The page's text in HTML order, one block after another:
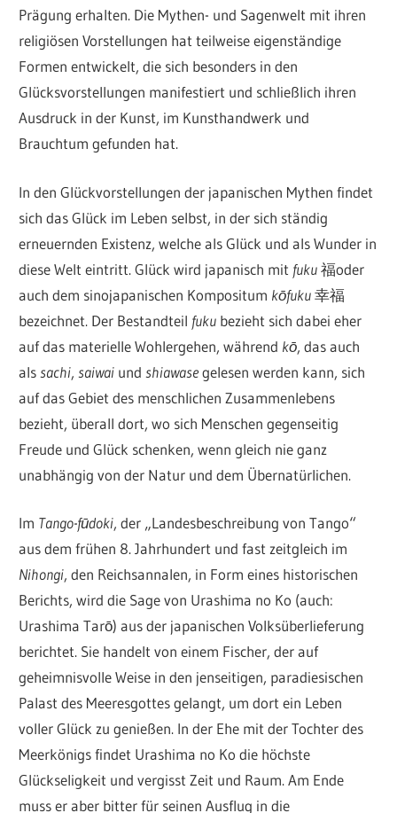
Prägung erhalten. Die Mythen- und Sagenwelt mit ihren
religiösen Vorstellungen hat teilweise eigenständige
Formen entwickelt, die sich besonders in den
Glücksvorstellungen manifestiert und schließlich ihren
Ausdruck in der Kunst, im Kunsthandwerk und
Brauchtum gefunden hat.
In den Glückvorstellungen der japanischen Mythen findet
sich das Glück im Leben selbst, in der sich ständig
erneuernden Existenz, welche als Glück und als Wunder in
diese Welt eintritt. Glück wird japanisch mit fuku福oder
auch dem sinojapanischen Kompositum kōfuku幸福
bezeichnet. Der Bestandteil fuku bezieht sich dabei eher
auf das materielle Wohlergehen, während kō, das auch
als sachi, saiwai und shiawasegelesen werden kann, sich
auf das Gebiet des menschlichen Zusammenlebens
bezieht, überall dort, wo sich Menschen gegenseitig
Freude und Glück schenken, wenn gleich nie ganz
unabhängig von der Natur und dem Übernatürlichen.
Im Tango-fūdoki, der „Landesbeschreibung von Tango“
aus dem frühen 8. Jahrhundert und fast zeitgleich im
Nihongi, den Reichsannalen, in Form eines historischen
Berichts, wird die Sage von Urashima no Ko (auch:
Urashima Tarō) aus der japanischen Volksüberlieferung
berichtet. Sie handelt von einem Fischer, der auf
geheimnisvolle Weise in den jenseitigen, paradiesischen
Palast des Meeresgottes gelangt, um dort ein Leben
voller Glück zu genießen. In der Ehe mit der Tochter des
Meerkönigs findet Urashima no Ko die höchste
Glückseligkeit und vergisst Zeit und Raum. Am Ende
muss er aber bitter für seinen Ausflug in die